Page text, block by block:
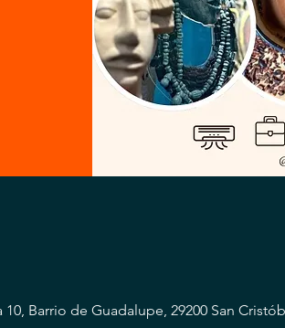
Barrio de Guadalupe, 29200 San